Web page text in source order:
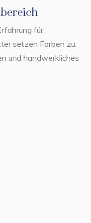
für
setzen Farben zu.
und handwerkliches